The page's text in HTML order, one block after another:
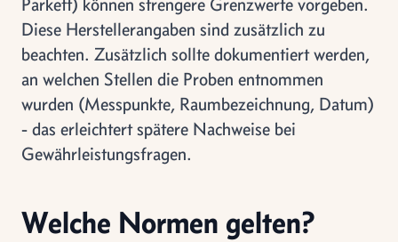
Diese Herstellerangaben sind zusätzlich zu
beachten. Zusätzlich sollte dokumentiert werden,
an welchen Stellen die Proben entnommen
wurden (Messpunkte, Raumbezeichnung, Datum)
- das erleichtert spätere Nachweise bei
Gewährleistungsfragen.
Welche Normen gelten?